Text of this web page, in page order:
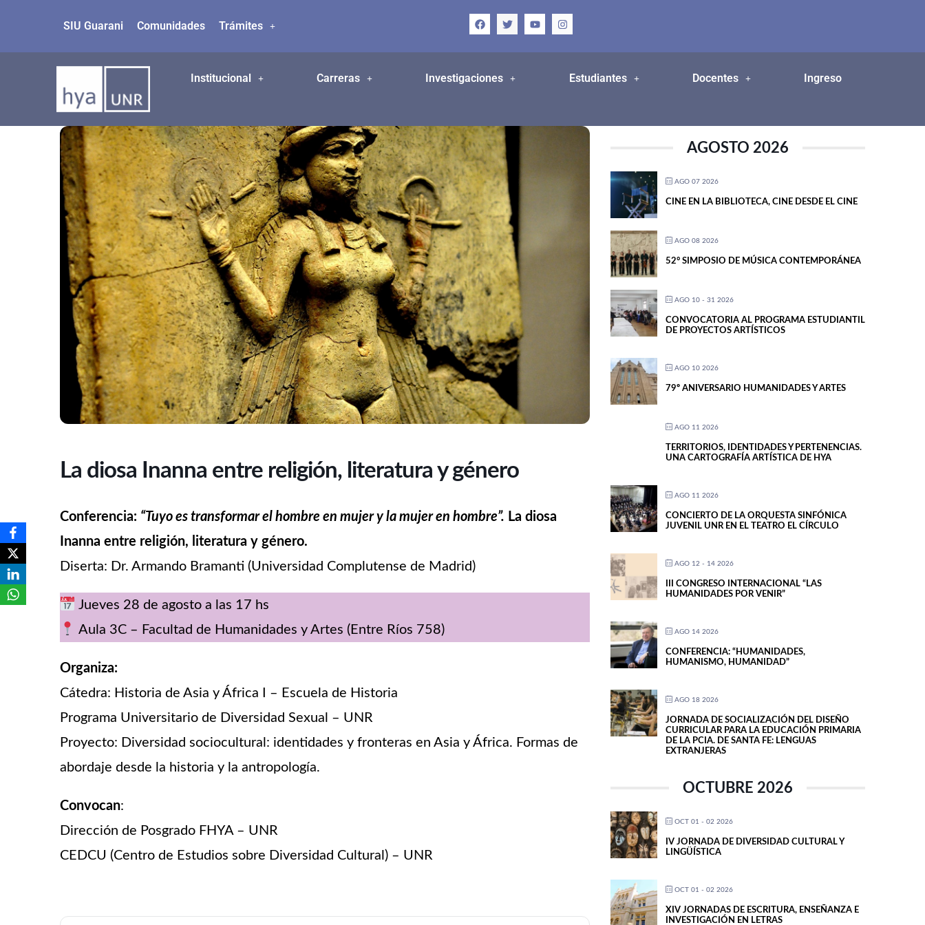
al
SIU Guarani Comunidades Trámites
Institucional Carreras Investigaciones Estudiantes Docentes Ingreso
La diosa Inanna entre religión, literatura y género
Conferencia: “Tuyo es transformar el hombre en mujer y la mujer en hombre”. La diosa
Inanna entre religión, literatura y género.
Diserta: Dr. Armando Bramanti (Universidad Complutense de Madrid)
Jueves 28 de agosto a las 17 hs
Aula 3C– Facultad de Humanidades y Artes (Entre Ríos 758)
Organiza:
Cátedra: Historia de Asia y África I – Escuela de Historia
Programa Universitario de Diversidad Sexual – UNR
Proyecto: Diversidad sociocultural: identidades y fronteras en Asia y África. Formas de
abordaje desde la historia y la antropología.
Convocan:
Dirección de Posgrado FHYA – UNR
CEDCU (Centro de Estudios sobre Diversidad Cultural) – UNR
AGOSTO 2026
AGO 07 2026
CINE EN LA BIBLIOTECA, CINE DESDE EL CINE
AGO 08 2026
52° SIMPOSIO DE MÚSICA CONTEMPORÁNEA
AGO 10 - 31 2026
CONVOCATORIA AL PROGRAMA ESTUDIANTIL
DE PROYECTOS ARTÍSTICOS
AGO 10 2026
79º ANIVERSARIO HUMANIDADES Y ARTES
AGO 11 2026
TERRITORIOS, IDENTIDADES Y PERTENENCIAS.
UNA CARTOGRAFÍA ARTÍSTICA DE HYA
AGO 11 2026
CONCIERTO DE LA ORQUESTA SINFÓNICA
JUVENIL UNR EN EL TEATRO EL CÍRCULO
AGO 12 - 14 2026
III CONGRESO INTERNACIONAL “LAS
HUMANIDADES POR VENIR”
AGO 14 2026
CONFERENCIA: “HUMANIDADES,
HUMANISMO, HUMANIDAD”
AGO 18 2026
JORNADA DE SOCIALIZACIÓN DEL DISEÑO
CURRICULAR PARA LA EDUCACIÓN PRIMARIA
DE LA PCIA. DE SANTA FE: LENGUAS
EXTRANJERAS
OCTUBRE 2026
OCT 01 - 02 2026
IV JORNADA DE DIVERSIDAD CULTURAL Y
LINGÜÍSTICA
OCT 01 - 02 2026
XIV JORNADAS DE ESCRITURA, ENSEÑANZA E
INVESTIGACIÓN EN LETRAS